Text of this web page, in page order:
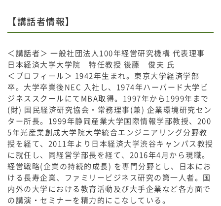
【講話者情報】
＜講話者＞ 一般社団法人100年経営研究機構 代表理事
日本経済大学大学院 特任教授 後藤 俊夫 氏
＜プロフィール＞ 1942年生まれ。東京大学経済学部
卒。大学卒業後NEC 入社し、1974年ハーバード大学ビ
ジネススクールにてMBA取得。1997年から1999年まで
(財) 国民経済研究協会・常務理事(兼) 企業環境研究セン
ター所長。1999年静岡産業大学国際情報学部教授、200
5年光産業創成大学院大学統合エンジニアリング分野教
授を経て、2011年より日本経済大学渋谷キャンパス教授
に就任し、同経営学部長を経て、2016年4月から現職。
経営戦略(企業の持続的成長) を専門分野とし、日本にお
ける長寿企業、ファミリービジネス研究の第一人者。国
内外の大学における教育活動及び大手企業など各方面で
の講演・セミナーを精力的にこなしている。